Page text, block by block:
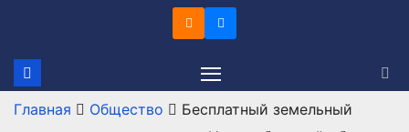
содержимому
Главная Общество
Бесплатный земельный